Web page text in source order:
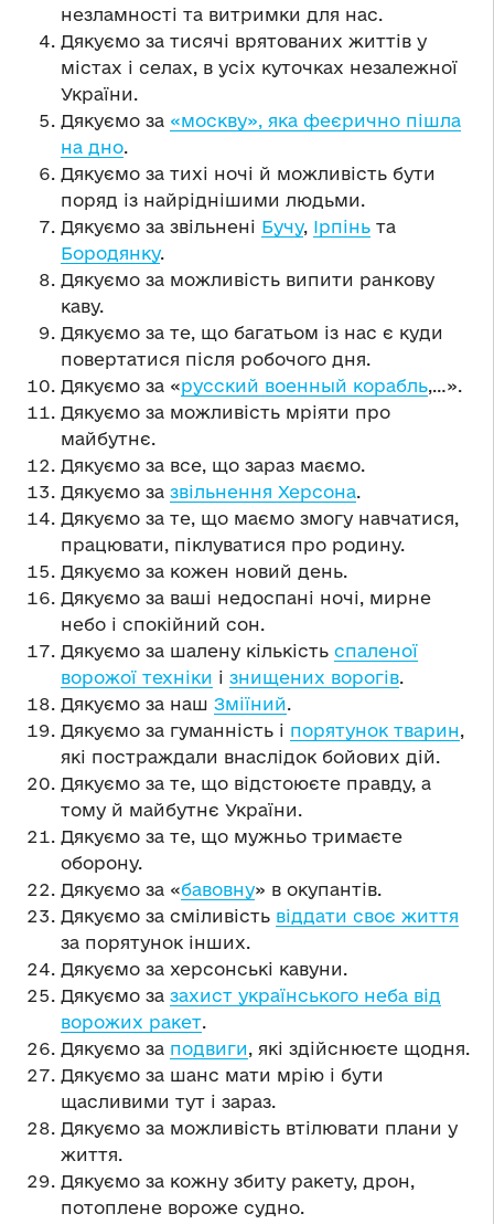
незламності та витримки для нас.
Дякуємо за тисячі врятованих життів у
містах і селах, в усіх куточках незалежної
України.
Дякуємо за «москву», яка феєрично пішла
на дно.
Дякуємо за тихі ночі й можливість бути
поряд із найріднішими людьми.
Дякуємо за звільнені Бучу, Ірпінь та
Бородянку.
Дякуємо за можливість випити ранкову
каву.
Дякуємо за те, що багатьом із нас є куди
повертатися після робочого дня.
Дякуємо за «русский военный корабль,…».
Дякуємо за можливість мріяти про
майбутнє.
Дякуємо за все, що зараз маємо.
Дякуємо за звільнення Херсона.
Дякуємо за те, що маємо змогу навчатися,
працювати, піклуватися про родину.
Дякуємо за кожен новий день.
Дякуємо за ваші недоспані ночі, мирне
небо і спокійний сон.
Дякуємо за шалену кількість спаленої
ворожої техніки і знищених ворогів.
Дякуємо за наш Зміїний.
Дякуємо за гуманність і порятунок тварин,
які постраждали внаслідок бойових дій.
Дякуємо за те, що відстоюєте правду, а
тому й майбутнє України.
Дякуємо за те, що мужньо тримаєте
оборону.
Дякуємо за «бавовну» в окупантів.
Дякуємо за сміливість віддати своє життя
за порятунок інших.
Дякуємо за херсонські кавуни.
Дякуємо за захист українського неба від
ворожих ракет.
Дякуємо за подвиги, які здійснюєте щодня.
Дякуємо за шанс мати мрію і бути
щасливими тут і зараз.
Дякуємо за можливість втілювати плани у
життя.
Дякуємо за кожну збиту ракету, дрон,
потоплене вороже судно.